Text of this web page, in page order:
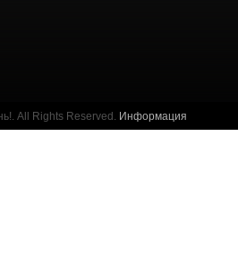
All Rights Reserved. Информация